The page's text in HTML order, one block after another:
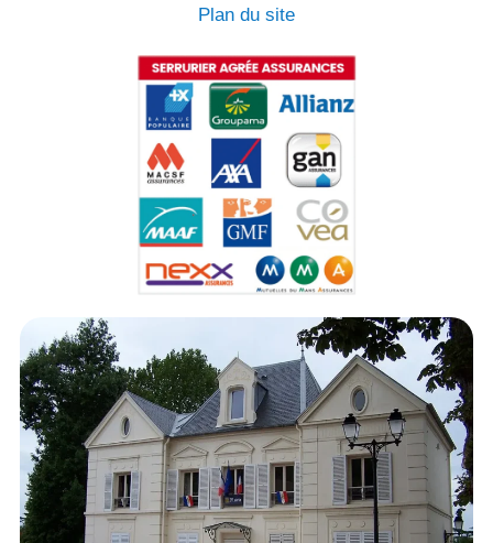
Plan du site